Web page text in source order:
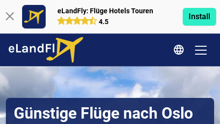
eLandFly: Flüge Hotels Touren
4.5
Install
Günstige Flüge nach Oslo